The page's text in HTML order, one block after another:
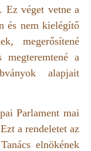
Ez véget vetne a
és nem kielégítő
megerősítené
megteremtené a
alapjait
Parlament mai
a rendeletet az
elnökének